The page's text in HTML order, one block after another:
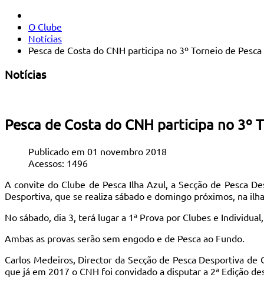
O Clube
Notícias
Pesca de Costa do CNH participa no 3º Torneio de
Notícias
Pesca de Costa do CNH participa no 3º
Publicado em 01 novembro 2018
Acessos: 1496
A convite do Clube de Pesca Ilha Azul, a Secção de Pesca
Desportiva, que se realiza sábado e domingo próximos, na
No sábado, dia 3, terá lugar a 1ª Prova por Clubes e
Ambas as provas serão sem engodo e de Pesca ao Fundo.
Carlos Medeiros, Director da Secção de Pesca Desportiva
que já em 2017 o CNH foi convidado a disputar a 2ª Edição